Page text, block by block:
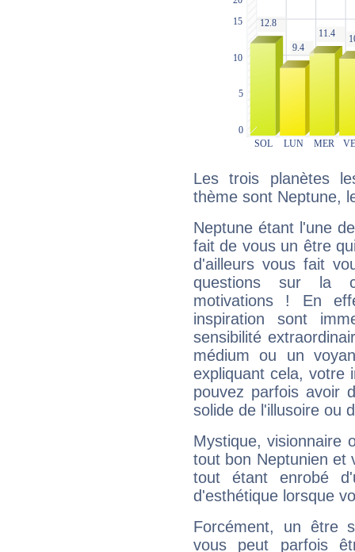
Les trois planètes
thème sont Neptune,
Neptune étant l'une
fait de vous un être
d'ailleurs vous fait
questions sur la
motivations ! En
inspiration sont
sensibilité
médium ou un
expliquant cela, votre
pouvez parfois avoir
solide de l'illusoire ou
Mystique, visionnaire
tout bon Neptunien et
tout étant enrobé
d'esthétique lorsque
Forcément, un être
vous peut parfois